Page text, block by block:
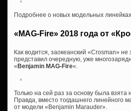
Подробнее о новых модельных линейках
«MAG-Fire» 2018 года от
Как водится, заокеанский «Crosman»
представил очередную, уже
«Benjamin MAG-Fire«.
Только на сей раз за основу была
Правда, вместо тогдашнего линейного
от модели «Benjamin Marauder».